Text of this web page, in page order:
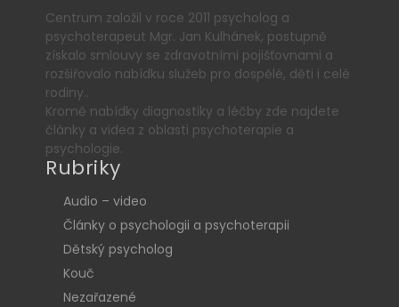
Centrum založil v roce 2011 psycholog a
psychoterapeut Mgr. Jan Kulhánek, postupně
získalo smlouvy se zdravotními pojišťovnami a
rozšiřovalo nabídku služeb pro dospělé, děti i celé
rodiny..
Kromě nabídky diagnostiky a léčby zde najdete
články a videa z oblasti psychoterapie a
psychologie.
Rubriky
Audio – video
Články o psychologii a psychoterapii
Dětský psycholog
Kouč
Nezařazené